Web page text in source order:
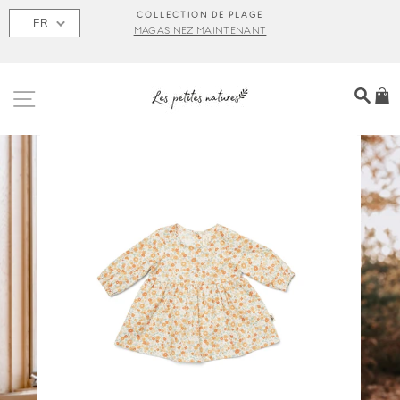
Passer
COLLECTION DE PLAGE
MAGASINEZ MAINTENANT
FR